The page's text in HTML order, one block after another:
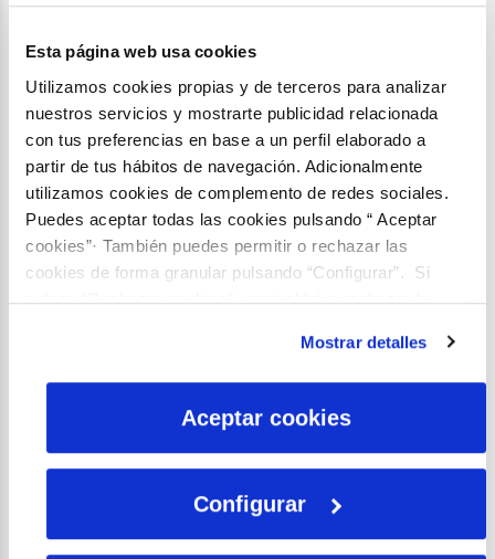
Esta página web usa cookies
Utilizamos cookies propias y de terceros para analizar
nuestros servicios y mostrarte publicidad relacionada
con tus preferencias en base a un perfil elaborado a
partir de tus hábitos de navegación. Adicionalmente
utilizamos cookies de complemento de redes sociales.
Puedes aceptar todas las cookies pulsando “ Aceptar
cookies”· También puedes permitir o rechazar las
cookies de forma granular pulsando “Configurar”. Si
pulsas “Rechazar cookies”, equivaldrá a rechazar la
son indispensables para que el sitio web funcione y que
por tanto no se pueden desactivar. Puedes consultar
Política de Cookies
Mostrar detalles
Aceptar cookies
Configurar
desprendían onda de felicidad, atentas al paso del arroyo, con
contenida.
Un impulso perenne de voluntades elevadas, inmortal guía de la
humanidad y sierva de la eternidad. Tu lema inefable colgando del
cuello con letras de oro: Eritis sicut Deus. Avanzando, tus huellas
sobre la tierra germinan civilizaciones empíreas, maquinas e
invenciones, a veces monstruosas, otras divinas. Agotas
insatisfecha las almas de tus seguidores ¡tus Sísifos! sus genios
sus cuerpos se desgastan. Se sacrifican jubilosos mientras en sus